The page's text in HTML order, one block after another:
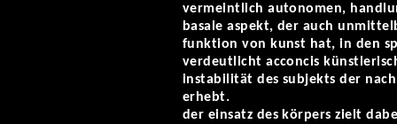
vermeintlich autonomen,
basale aspekt, der auch
funktion von kunst hat, in den
verdeutlicht acconcis
instabilität des subjekts der
erhebt.
der einsatz des körpers zielt